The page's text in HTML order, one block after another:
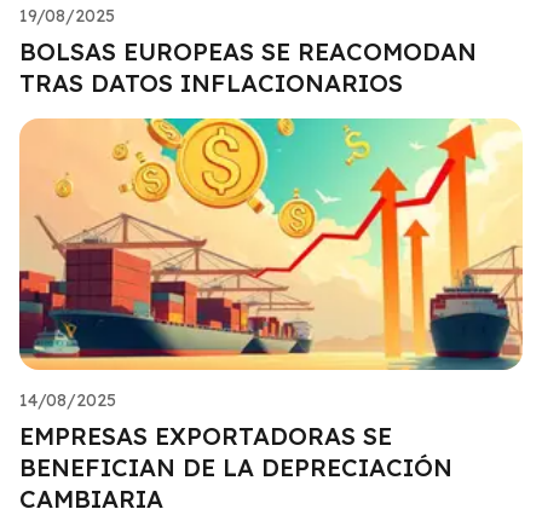
19/08/2025
BOLSAS EUROPEAS SE REACOMODAN
TRAS DATOS INFLACIONARIOS
14/08/2025
EMPRESAS EXPORTADORAS SE
BENEFICIAN DE LA DEPRECIACIÓN
CAMBIARIA